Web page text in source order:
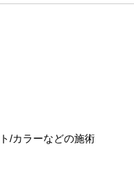
/カラーなどの施術